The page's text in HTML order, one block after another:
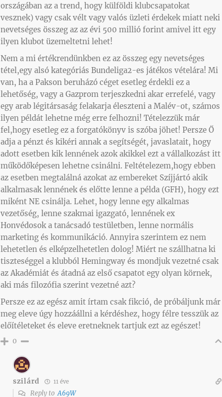
országában az a trend, hogy külföldi klubcsapatokat
vesznek) vagy csak vélt vagy valós üzleti érdekek miatt neki
nevetséges összeg az az évi 500 millió forint amivel itt egy
ilyen klubot üzemeltetni lehet!
Nem a mi értékrendünkben ez az összeg egy nevetséges
tétel,egy alsó kategóriás Bundeliga2-es játékos vételára! Mi
van, ha a Pakson beruházó céget esetleg érdekli ez a
lehetőség, vagy a Gazprom terjeszkedni akar errefelé, vagy
egy arab légitársaság felakarja éleszteni a Malév-ot, számos
ilyen példát lehetne még erre felhozni! Tételezzük már
fel,hogy esetleg ez a forgatókönyv is szóba jöhet! Persze Ő
adja a pénzt és kikéri annak a segítségét, javaslatait, hogy
adott esetben kik lennének azok akikkel ezt a vállalkozást itt
működőképesen lehetne csinálni. Feltételezem,hogy ebben
az esetben megtalálná azokat az embereket Szíjjártó akik
alkalmasak lennének és előtte lenne a példa (GFH), hogy ezt
miként NE csinálja. Lehet, hogy lenne egy alkalmas
vezetőség, lenne szakmai igazgató, lennének ex
Honvédosok a tanácsadó testületben, lenne normális
marketing és kommunikáció. Annyira szerintem ez nem
lehetetlen és elképzelhetetlen dolog! Miért ne szállhatna ki
tiszteséggel a klubból Hemingway és mondjuk vezetné csak
az Akadémiát és átadná az első csapatot egy olyan körnek,
aki más filozófia szerint vezetné azt?
Persze ez az egész amit írtam csak fikció, de próbáljunk már
meg eleve úgy hozzáállni a kérdéshez, hogy félre tesszük az
előítéleteket és eleve eretneknek tartjuk ezt az egészet!
0
szilárd 11 éve
Reply toA69W